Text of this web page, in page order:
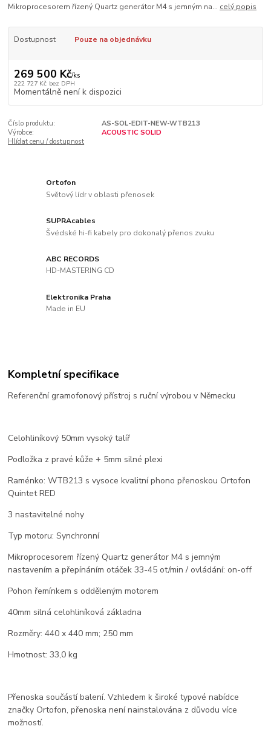
Mikroprocesorem řízený Quartz generátor M4 s jemným na... celý popis
Dostupnost Pouze na objednávku
269 500 Kč/ks
222 727 Kč bez DPH
Momentálně není k dispozici
Číslo produktu:
AS-SOL-EDIT-NEW-WTB213
Výrobce:
ACOUSTIC SOLID
Hlídat cenu / dostupnost
Ortofon
Světový lídr v oblasti přenosek
SUPRAcables
Švédské hi-fi kabely pro dokonalý přenos zvuku
ABC RECORDS
HD-MASTERING CD
Elektronika Praha
Made in EU
Kompletní specifikace
Referenční gramofonový přístroj s ruční výrobou v Německu
Celohliníkový 50mm vysoký talíř
Podložka z pravé kůže + 5mm silné plexi
Raménko: WTB213 s vysoce kvalitní phono přenoskou Ortofon
Quintet RED
3 nastavitelné nohy
Typ motoru: Synchronní
Mikroprocesorem řízený Quartz generátor M4 s jemným
nastavením a přepínáním otáček 33-45 ot/min / ovládání: on-off
Pohon řemínkem s odděleným motorem
40mm silná celohliníková základna
Rozměry: 440 x 440 mm; 250 mm
Hmotnost: 33,0 kg
Přenoska součástí balení. Vzhledem k široké typové nabídce
značky Ortofon, přenoska není nainstalována z důvodu více
možností.